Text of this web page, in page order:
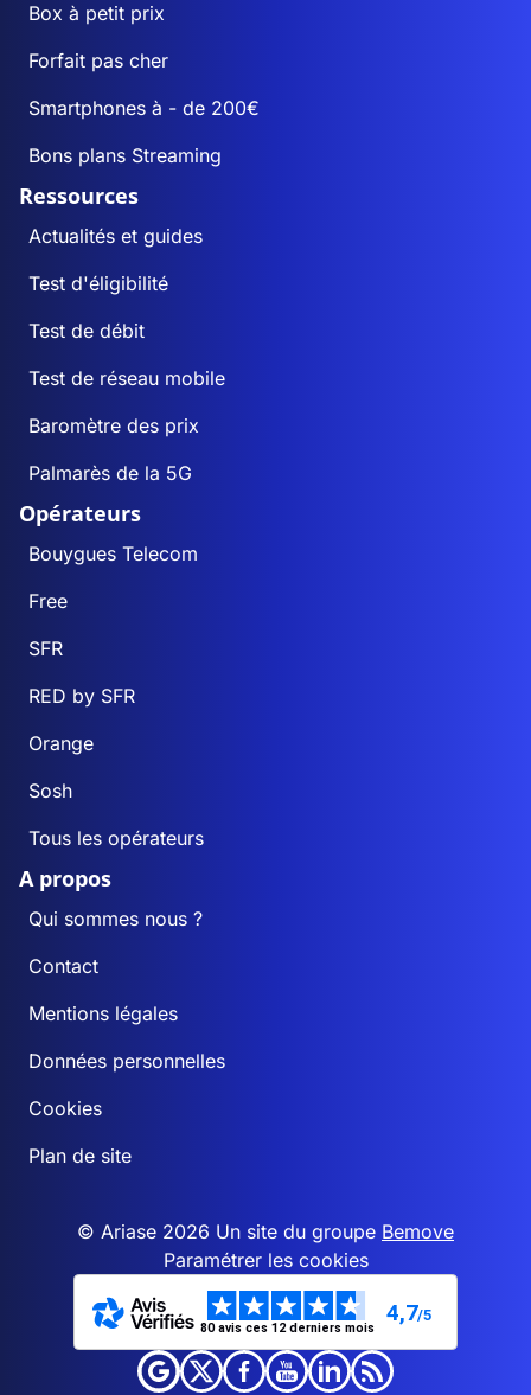
Box à petit prix
Forfait pas cher
Smartphones à - de 200€
Bons plans Streaming
Ressources
Actualités et guides
Test d'éligibilité
Test de débit
Test de réseau mobile
Baromètre des prix
Palmarès de la 5G
Opérateurs
Bouygues Telecom
Free
SFR
RED by SFR
Orange
Sosh
Tous les opérateurs
A propos
Qui sommes nous ?
Contact
Mentions légales
Données personnelles
Cookies
Plan de site
© Ariase 2026 Un site du groupe Bemove
Paramétrer les cookies
80 avis ces 12 derniers mois
4,7/5